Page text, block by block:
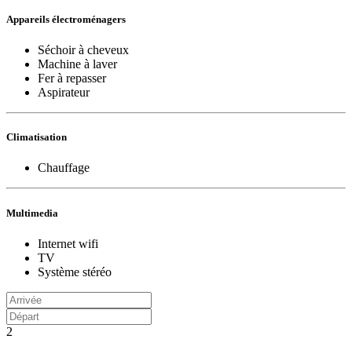
Appareils électroménagers
Séchoir à cheveux
Machine à laver
Fer à repasser
Aspirateur
Climatisation
Chauffage
Multimedia
Internet wifi
TV
Système stéréo
2